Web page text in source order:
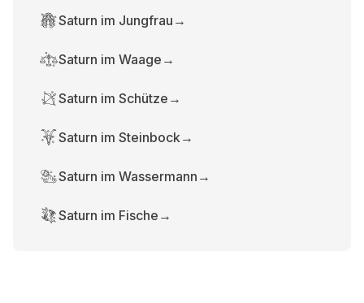
Saturn im Jungfrau →
Saturn im Waage →
Saturn im Schütze →
Saturn im Steinbock→
Saturn im Wassermann →
Saturn im Fische →